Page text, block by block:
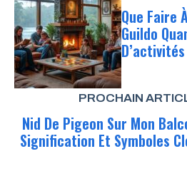
Que Faire
Guildo
PROCHAIN
Nid De Pigeon Sur Mon
Signification Et Symboles